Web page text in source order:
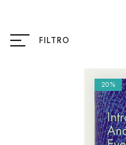
FILTRO
20%